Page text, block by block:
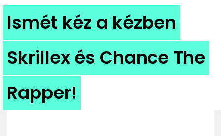
CÍMLAP
DIZÁJN
DIVAT
Ismét kéz a kézben
Skrillex és Chance The
Rapper!